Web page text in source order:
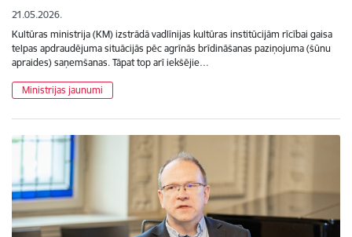
21.05.2026.
Kultūras ministrija (KM) izstrādā vadlīnijas kultūras institūcijām rīcībai gaisa
telpas apdraudējuma situācijās pēc agrīnās brīdināšanas paziņojuma (šūnu
apraides) saņemšanas. Tāpat top arī iekšējie…
Ministrijas jaunumi